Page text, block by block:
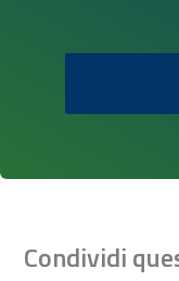
Condividi